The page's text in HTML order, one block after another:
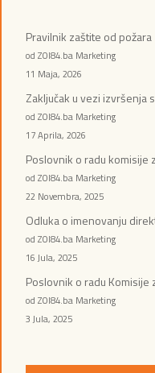
Pravilnik zaštite od požara
od ZOI84.ba Marketing
11 Maja, 2026
Zaključak u vezi izvršenja
od ZOI84.ba Marketing
17 Aprila, 2026
Poslovnik o radu komisije
od ZOI84.ba Marketing
22 Novembra, 2025
Odluka o imenovanju
od ZOI84.ba Marketing
16 Jula, 2025
Poslovnik o radu
od ZOI84.ba Marketing
3 Jula, 2025